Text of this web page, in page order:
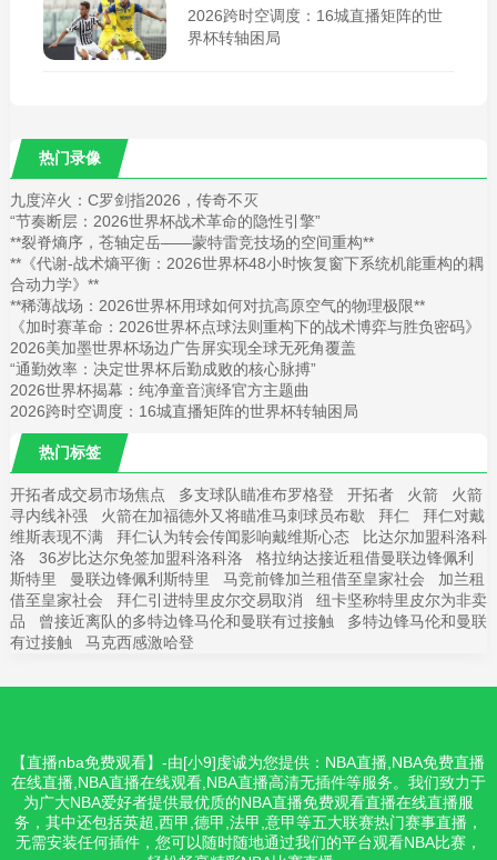
2026跨时空调度：16城直播矩阵的世
界杯转轴困局
热门录像
九度淬火：C罗剑指2026，传奇不灭
“节奏断层：2026世界杯战术革命的隐性引擎”
**裂脊熵序，苍轴定岳——蒙特雷竞技场的空间重构**
**《代谢-战术熵平衡：2026世界杯48小时恢复窗下系统机能重构的耦
合动力学》**
**稀薄战场：2026世界杯用球如何对抗高原空气的物理极限**
《加时赛革命：2026世界杯点球法则重构下的战术博弈与胜负密码》
2026美加墨世界杯场边广告屏实现全球无死角覆盖
“通勤效率：决定世界杯后勤成败的核心脉搏”
2026世界杯揭幕：纯净童音演绎官方主题曲
2026跨时空调度：16城直播矩阵的世界杯转轴困局
热门标签
开拓者成交易市场焦点 多支球队瞄准布罗格登 开拓者 火箭
火箭
寻内线补强
火箭在加福德外又将瞄准马刺球员布歇 拜仁
拜仁对戴
维斯表现不满
拜仁认为转会传闻影响戴维斯心态
比达尔加盟科洛科
洛
36岁比达尔免签加盟科洛科洛
格拉纳达接近租借曼联边锋佩利
斯特里
曼联边锋佩利斯特里 马竞前锋加兰租借至皇家社会
加兰租
借至皇家社会
拜仁引进特里皮尔交易取消
纽卡坚称特里皮尔为非卖
品
曾接近离队的多特边锋马伦和曼联有过接触
多特边锋马伦和曼联
有过接触
马克西感激哈登
【直播nba免费观看】-由[小9]虔诚为您提供：NBA直播,NBA免费直播
在线直播,NBA直播在线观看,NBA直播高清无插件等服务。我们致力于
为广大NBA爱好者提供最优质的NBA直播免费观看直播在线直播服
务，其中还包括英超,西甲,德甲,法甲,意甲等五大联赛热门赛事直播，
无需安装任何插件，您可以随时随地通过我们的平台观看NBA比赛，